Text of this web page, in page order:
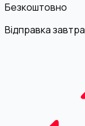
Безкоштовно
Відправка завтра